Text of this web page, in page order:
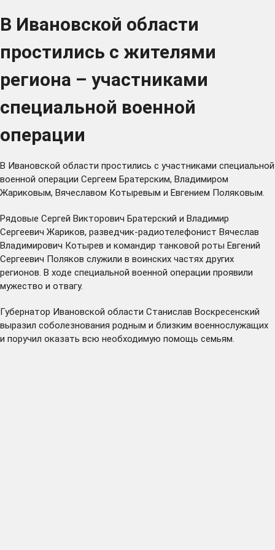
В Ивановской области
простились с жителями
региона – участниками
специальной военной
операции
В Ивановской области простились с участниками специальной
военной операции Сергеем Братерским, Владимиром
Жариковым, Вячеславом Котыревым и Евгением Поляковым.
Рядовые Сергей Викторович Братерский и Владимир
Сергеевич Жариков, разведчик-радиотелефонист Вячеслав
Владимирович Котырев и командир танковой роты Евгений
Сергеевич Поляков служили в воинских частях других
регионов. В ходе специальной военной операции проявили
мужество и отвагу.
Губернатор Ивановской области Станислав Воскресенский
выразил соболезнования родным и близким военнослужащих
и поручил оказать всю необходимую помощь семьям.